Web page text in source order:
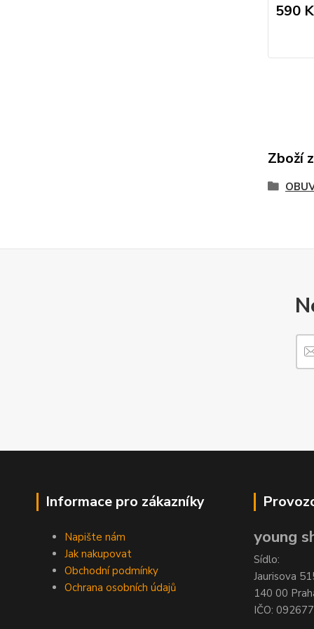
590
Zboží
Informace pro zákazníky
Napište nám
Jak nakupovat
Obchodní podmínky
Ochrana osobních údajů
young
Sídlo:
Jaurisova
140 00
IČO: